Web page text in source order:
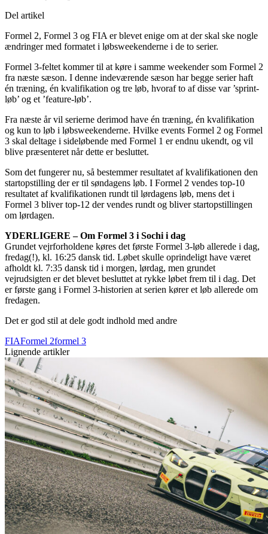
Del artikel
Formel 2, Formel 3 og FIA er blevet enige om at der skal ske nogle
ændringer med formatet i løbsweekenderne i de to serier.
Formel 3-feltet kommer til at køre i samme weekender som Formel 2
fra næste sæson. I denne indeværende sæson har begge serier haft
én træning, én kvalifikation og tre løb, hvoraf to af disse var ’sprint-
løb’ og et ’feature-løb’.
Fra næste år vil serierne derimod have én træning, én kvalifikation
og kun to løb i løbsweekenderne. Hvilke events Formel 2 og Formel
3 skal deltage i sideløbende med Formel 1 er endnu ukendt, og vil
blive præsenteret når dette er besluttet.
Som det fungerer nu, så bestemmer resultatet af kvalifikationen den
startopstilling der er til søndagens løb. I Formel 2 vendes top-10
resultatet af kvalifikationen rundt til lørdagens løb, mens det i
Formel 3 bliver top-12 der vendes rundt og bliver startopstillingen
om lørdagen.
YDERLIGERE – Om Formel 3 i Sochi i dag
Grundet vejrforholdene køres det første Formel 3-løb allerede i dag,
fredag(!), kl. 16:25 dansk tid. Løbet skulle oprindeligt have været
afholdt kl. 7:35 dansk tid i morgen, lørdag, men grundet
vejrudsigten er det blevet besluttet at rykke løbet frem til i dag. Det
er første gang i Formel 3-historien at serien kører et løb allerede om
fredagen.
Det er god stil at dele godt indhold med andre
FIAFormel 2formel 3
Lignende artikler